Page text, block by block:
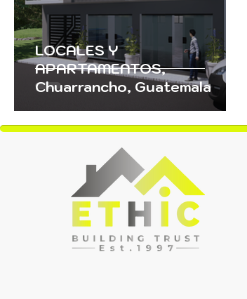
LOCALES Y
APARTAMENTOS,
Chuarrancho, Guatemala